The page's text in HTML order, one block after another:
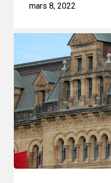
détention
les
pénitentiaires
travers
le
Canada
mars 8, 2022
Réaction
l’ACLC
la
levée
de
l’état
d’urgence